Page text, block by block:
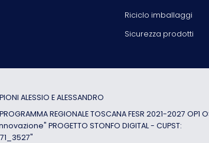
Riciclo imballaggi
Sicurezza prodotti
ALESSIO E ALESSANDRO
REGIONALE TOSCANA FESR 2021-2027 OP1
PROGETTO STONFO DIGITAL - CUPST: